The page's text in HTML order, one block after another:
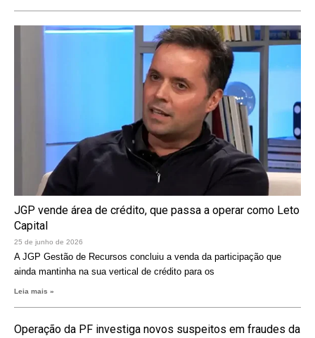
JGP vende área de crédito, que passa a operar como Leto
Capital
25 de junho de 2026
A JGP Gestão de Recursos concluiu a venda da participação que
ainda mantinha na sua vertical de crédito para os
Leia mais »
Operação da PF investiga novos suspeitos em fraudes da